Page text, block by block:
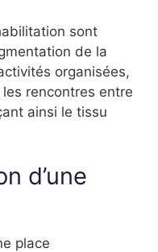
sont
de la
organisées,
rencontres entre
ainsi le tissu
d’une
place